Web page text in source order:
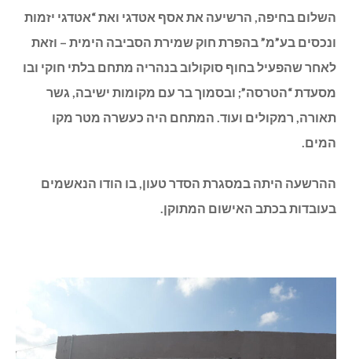
השלום בחיפה, הרשיעה את אסף אטדגי ואת “אטדגי יזמות
ונכסים בע”מ” בהפרת חוק שמירת הסביבה הימית – וזאת
לאחר שהפעיל בחוף סוקולוב בנהריה מתחם בלתי חוקי ובו
מסעדת “הטרסה”; ובסמוך בר עם מקומות ישיבה, גשר
תאורה, רמקולים ועוד. המתחם היה כעשרה מטר מקו
המים.
ההרשעה היתה במסגרת הסדר טעון, בו הודו הנאשמים
בעובדות בכתב האישום המתוקן.